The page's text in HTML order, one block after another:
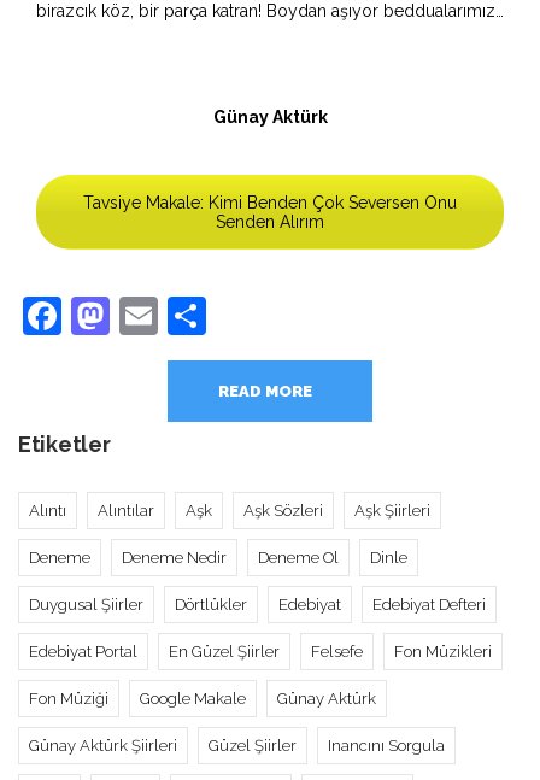
birazcık köz, bir parça katran! Boydan aşıyor beddualarımız…
Günay Aktürk
Tavsiye Makale: Kimi Benden Çok Seversen Onu
Senden Alırım
Facebook
Mastodon
Email
READ MORE
Etiketler
Alıntı Alıntılar Aşk Aşk Sözleri Aşk Şiirleri
Deneme Deneme Nedir Deneme Ol Dinle
Duygusal Şiirler Dörtlükler Edebiyat Edebiyat Defteri
Edebiyat Portal En Güzel Şiirler Felsefe Fon Müzikleri
Fon Müziği Google Makale Günay Aktürk
Günay Aktürk Şiirleri Güzel Şiirler Inancını Sorgula